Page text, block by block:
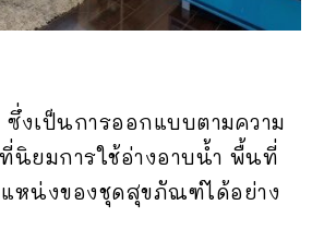
งเป็นการออกแบบตามความ
นิยมการใช้อ่างอาบน้ำ พื้นที่
หน่งของชุดสุขภัณฑ์ได้อย่าง